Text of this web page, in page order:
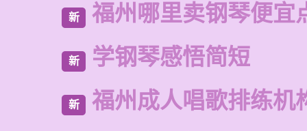
新 福州哪里卖钢琴便宜
新 学钢琴感悟简短
新 福州成人唱歌排练机